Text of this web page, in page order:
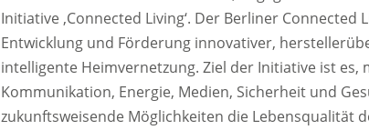
Initiative ‚Connected Living‘. Der Berliner Connected
Entwicklung und Förderung innovativer,
intelligente Heimvernetzung. Ziel der Initiative ist es,
Kommunikation, Energie, Medien, Sicherheit und
zukunftsweisende Möglichkeiten die Lebensqualität